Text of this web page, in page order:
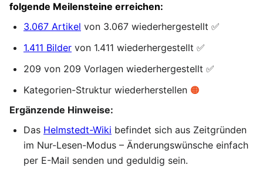
folgende Meilensteine erreichen:
3.067 Artikel von 3.067 wiederhergestellt ✅
1.411 Bilder von 1.411 wiederhergestellt ✅
209 von 209 Vorlagen wiederhergestellt ✅
Kategorien-Struktur wiederherstellen 🟠
Ergänzende Hinweise:
Das Helmstedt-Wiki befindet sich aus Zeitgründen
im Nur-Lesen-Modus – Änderungswünsche einfach
per E-Mail senden und geduldig sein.